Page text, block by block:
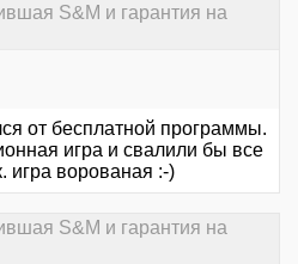
S&M и гарантия на
от бесплатной программы.
игра и свалили бы все
игра ворованая :-)
S&M и гарантия на